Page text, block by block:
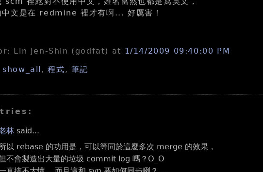
中文是在 redmine 裡才有啊... 好厲害！
Lin Jen-Shin (godfat) at 1/14/2009 09:40:00 PM
show_all ,程式 , 筆記
林said...
以 rebase 的功用是，可以等同於這麼多次 merge 的效果，
不會製造出大量的垃圾 commit log 嗎？O_O